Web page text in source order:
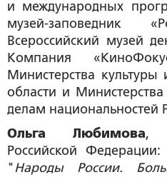
и международных
музей-заповедник
Всероссийский музей
Компания
Министерства культуры
области и
делам
Ольга Любимова,
Российской Федерации:
"Народы России.